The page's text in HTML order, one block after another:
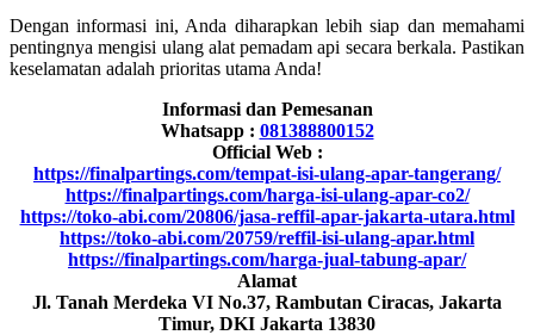
Dengan informasi ini, Anda diharapkan lebih siap dan memahami
pentingnya mengisi ulang alat pemadam api secara berkala. Pastikan
keselamatan adalah prioritas utama Anda!
Informasi dan Pemesanan
Whatsapp : 081388800152
Official Web :
https://finalpartings.com/tempat-isi-ulang-apar-tangerang/
https://finalpartings.com/harga-isi-ulang-apar-co2/
https://toko-abi.com/20806/jasa-reffil-apar-jakarta-utara.html
https://toko-abi.com/20759/reffil-isi-ulang-apar.html
https://finalpartings.com/harga-jual-tabung-apar/
Alamat
Jl. Tanah Merdeka VI No.37, Rambutan Ciracas, Jakarta
Timur, DKI Jakarta 13830